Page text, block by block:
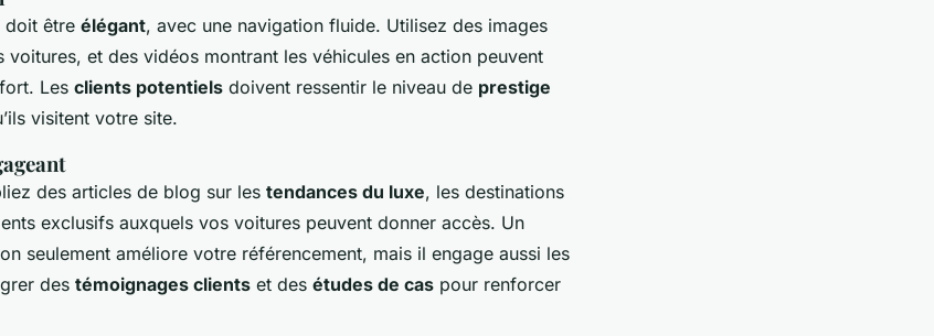
doit être élégant, avec une navigation fluide. Utilisez des images
voitures, et des vidéos montrant les véhicules en action peuvent
Les clients potentiels doivent ressentir le niveau de prestige
visitent votre site.
des articles de blog sur les tendances du luxe, les destinations
exclusifs auxquels vos voitures peuvent donner accès. Un
seulement améliore votre référencement, mais il engage aussi les
des témoignages clients et des études de cas pour renforcer